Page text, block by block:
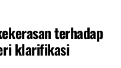
terhadap
klarifikasi